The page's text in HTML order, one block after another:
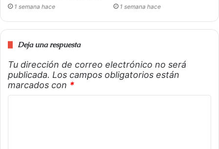
1 semana hace 1 semana hace
Deja una respuesta
Tu dirección de correo electrónico no será
publicada. Los campos obligatorios están
marcados con *